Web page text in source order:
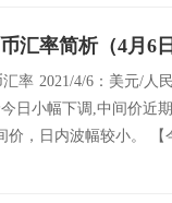
汇率简析（4月6
率 2021/4/6：美元/人
日小幅下调,中间价近
价，日内波幅较小。 【